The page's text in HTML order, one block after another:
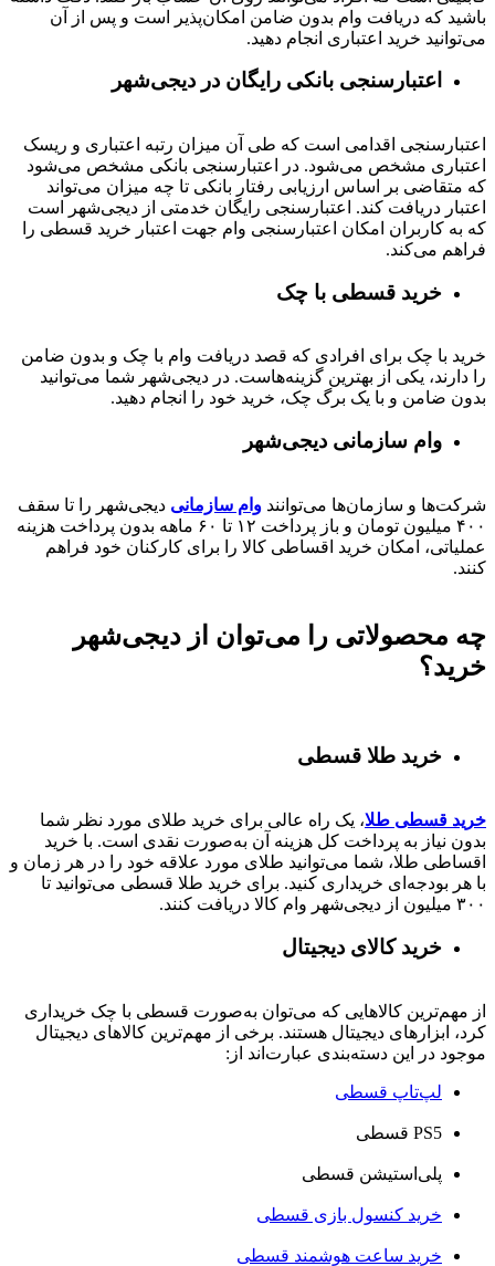
باشید که دریافت وام بدون ضامن امکان‌پذیر است و پس از آن
می‌توانید خرید اعتباری انجام دهید.
اعتبارسنجی بانکی رایگان در دیجی‌شهر
اعتبارسنجی اقدامی است که طی آن میزان رتبه اعتباری و ریسک
اعتباری مشخص می‌شود. در اعتبارسنجی بانکی مشخص می‌شود
که متقاضی بر اساس ارزیابی رفتار بانکی تا چه میزان می‌تواند
اعتبار دریافت کند. اعتبارسنجی رایگان خدمتی از دیجی‌شهر است
که به کاربران امکان اعتبارسنجی وام جهت اعتبار خرید قسطی را
فراهم می‌کند.
خرید قسطی با چک
خرید با چک برای افرادی که قصد دریافت وام با چک و بدون ضامن
را دارند، یکی از بهترین گزینه‌هاست. در دیجی‌شهر شما می‌توانید
بدون ضامن و با یک برگ چک، خرید خود را انجام دهید.
وام سازمانی دیجی‌شهر
شرکت‌ها و سازمان‌ها می‌توانند وام سازمانی دیجی‌شهر را تا سقف
۴۰۰ میلیون تومان و باز پرداخت ۱۲ تا ۶۰
ماهه بدون پرداخت هزینه
عملیاتی، امکان خرید اقساطی کالا را برای کارکنان خود فراهم
کنند.
چه محصولاتی را می‌توان از دیجی‌شهر
خرید؟
خرید طلا قسطی
خرید قسطی طلا، یک راه عالی برای خرید طلای مورد نظر شما
بدون نیاز به پرداخت کل هزینه آن به‌صورت نقدی است. با خرید
اقساطی طلا، شما می‌توانید طلای مورد علاقه خود را در هر زمان و
با هر بودجه‌ای خریداری کنید. برای خرید طلا قسطی می‌توانید تا
۳۰۰ میلیون از دیجی‌شهر وام کالا دریافت کنند.
خرید کالای دیجیتال
از مهم‌ترین کالاهایی که می‌توان به‌صورت قسطی با چک خریداری
کرد، ابزارهای دیجیتال هستند. برخی از مهم‌ترین کالاهای دیجیتال
موجود در این دسته‌بندی عبارت‌اند از:
لپ‌تاپ قسطی
PS5 قسطی
پلی‌استیشن قسطی
خرید کنسول بازی قسطی
خرید ساعت هوشمند قسطی